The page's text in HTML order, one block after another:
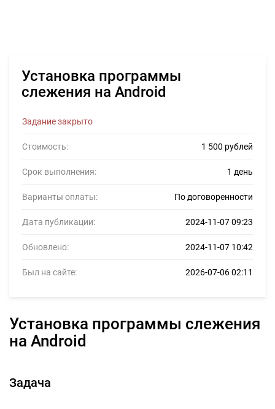
Установка программы
слежения на Android
Задание закрыто
Стоимость: 1 500 рублей
Срок выполнения: 1 день
Варианты оплаты: По договоренности
Дата публикации: 2024-11-07 09:23
Обновлено: 2024-11-07 10:42
Был на сайте: 2026-07-06 02:11
Установка программы слежения
на Android
Задача